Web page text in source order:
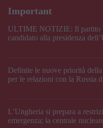
ULTIME NOTIZIE: Il partito
candidato alla presidenza
Definite le nuove priorità
per le relazioni con la Russia
L’Ungheria si prepara a
emergenza; la centrale